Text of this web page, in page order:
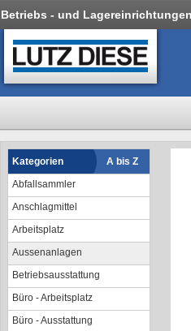
Betriebs - und
Kategorien
A bis Z
Abfallsammler
Anschlagmittel
Arbeitsplatz
Aussenanlagen
Betriebsausstattung
Büro - Arbeitsplatz
Büro - Ausstattung